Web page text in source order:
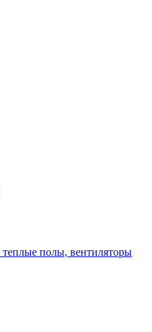
полы, вентиляторы